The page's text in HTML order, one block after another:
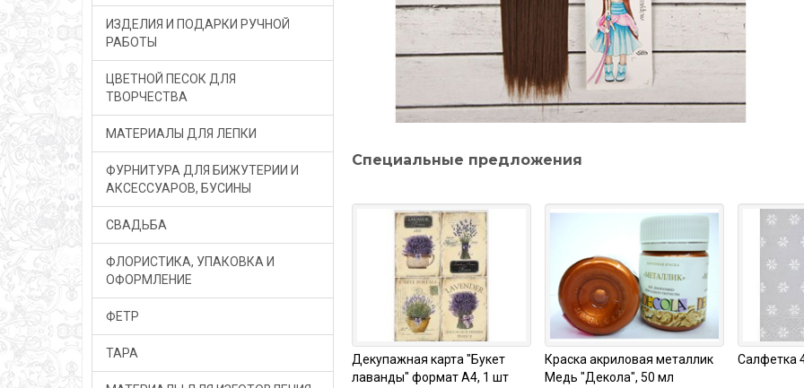
ИЗДЕЛИЯ И ПОДАРКИ РУЧНОЙ
РАБОТЫ
ЦВЕТНОЙ ПЕСОК ДЛЯ
ТВОРЧЕСТВА
МАТЕРИАЛЫ ДЛЯ ЛЕПКИ
ФУРНИТУРА ДЛЯ БИЖУТЕРИИ И
АКСЕССУАРОВ, БУСИНЫ
СВАДЬБА
ФЛОРИСТИКА, УПАКОВКА И
ОФОРМЛЕНИЕ
ФЕТР
ТАРА
Специальные предложения
Декупажная карта "Букет
лаванды" формат А4, 1 шт
Краска акриловая металлик
Медь "Декола", 50 мл
Салфетка